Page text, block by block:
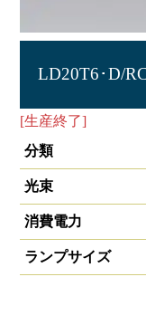
LD20T6･D/
[生産終了]
分類
光束
消費電力
ランプサイズ